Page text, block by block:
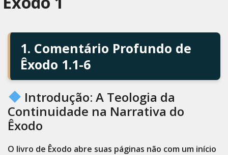
1. Comentário Profundo de
Êxodo 1.1-6
Introdução: A Teologia da
Continuidade na Narrativa do
Êxodo
O livro de Êxodo abre suas páginas não com um início